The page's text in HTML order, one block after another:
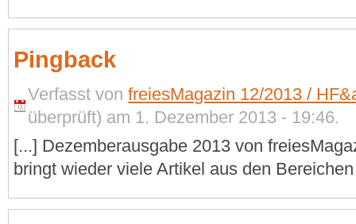
Pingback
Verfasst vonfreiesMagazin 12/2013 /
überprüft) am 1. Dezember 2013 - 19:46.
[...] Dezemberausgabe 2013 von
bringt wieder viele Artikel aus den